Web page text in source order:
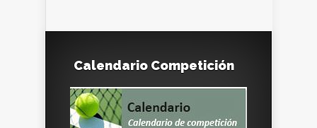
Calendario Competición